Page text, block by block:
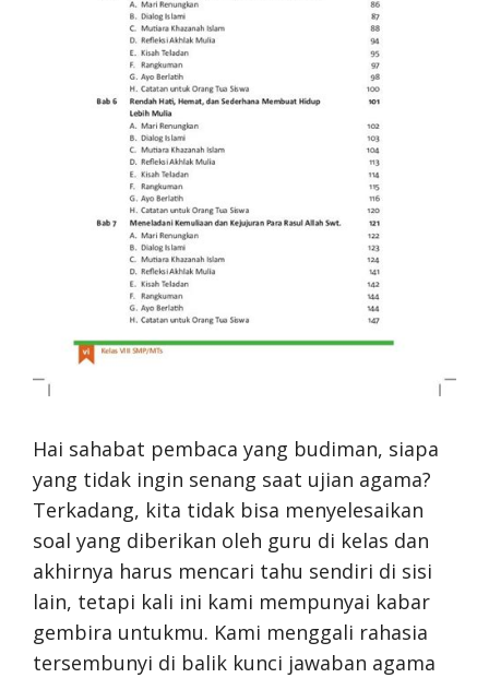
Hai sahabat pembaca yang budiman, siapa
yang tidak ingin senang saat ujian agama?
Terkadang, kita tidak bisa menyelesaikan
soal yang diberikan oleh guru di kelas dan
akhirnya harus mencari tahu sendiri di sisi
lain, tetapi kali ini kami mempunyai kabar
gembira untukmu. Kami menggali rahasia
tersembunyi di balik kunci jawaban agama